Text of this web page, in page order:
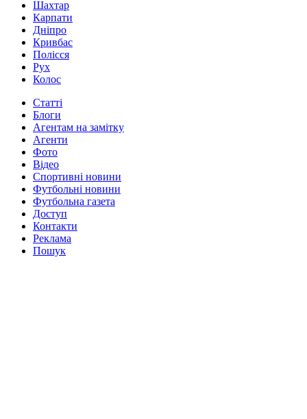
Шахтар
Карпати
Дніпро
Кривбас
Полісся
Рух
Колос
Статті
Блоги
Агентам на замітку
Агенти
Фото
Відео
Спортивні новини
Футбольні новини
Футбольна газета
Доступ
Контакти
Реклама
Пошук